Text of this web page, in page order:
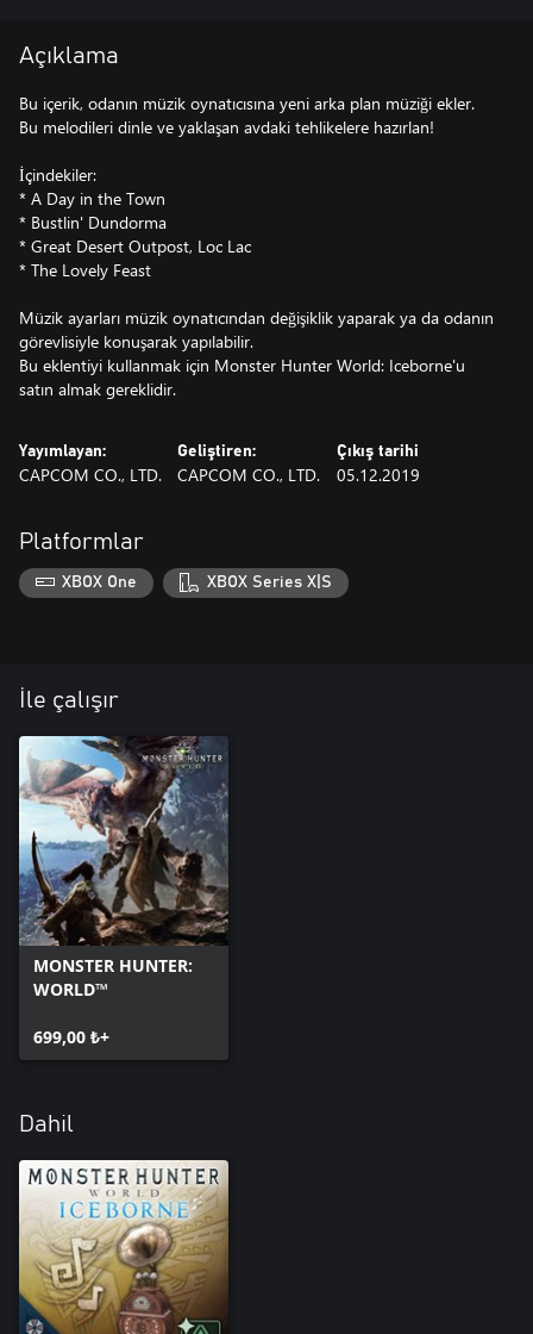
Açıklama
Bu içerik, odanın müzik oynatıcısına yeni arka plan müziği ekler.
Bu melodileri dinle ve yaklaşan avdaki tehlikelere hazırlan!
İçindekiler:
* A Day in the Town
* Bustlin' Dundorma
* Great Desert Outpost, Loc Lac
* The Lovely Feast
Müzik ayarları müzik oynatıcından değişiklik yaparak ya da odanın
görevlisiyle konuşarak yapılabilir.
Bu eklentiyi kullanmak için Monster Hunter World: Iceborne'u
satın almak gereklidir.
Yayımlayan:
CAPCOM CO., LTD.
Geliştiren:
CAPCOM CO., LTD.
Çıkış tarihi
05.12.2019
Platformlar
XBOX One XBOX Series X|S
İle çalışır
MONSTER HUNTER:
WORLD™
699,00 ₺+
Dahil